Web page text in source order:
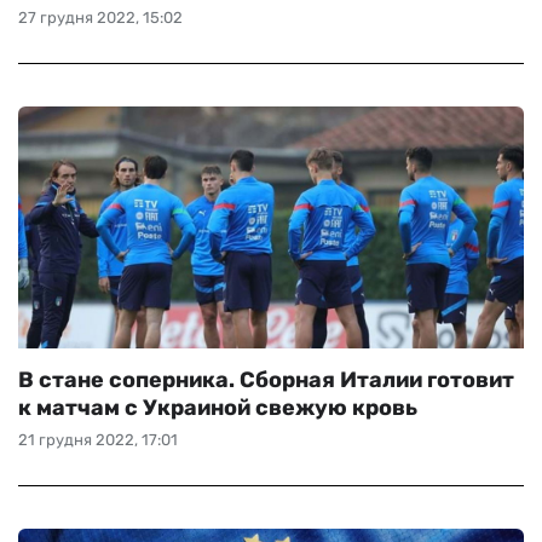
27 грудня 2022, 15:02
21 грудня 2022, 17:01
В стане соперника. Сборная Италии готовит
к матчам с Украиной свежую кровь